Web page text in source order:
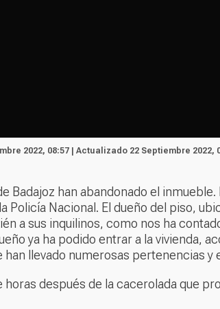
2022, 08:57 | Actualizado 22 Septiembre 2022,
Badajoz han abandonado el
Policía Nacional. El dueño del piso,
a sus inquilinos, como nos ha
ya ha podido entrar a la vivienda,
han llevado numerosas pertenencias
después de la cacerolada que